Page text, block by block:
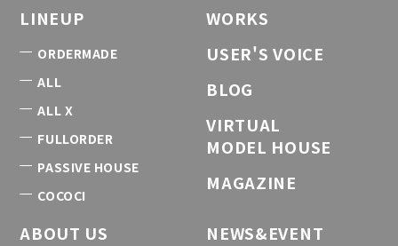
LINEUP
ORDERMADE
ALL
ALL X
FULLORDER
PASSIVE HOUSE
COCOCI
WORKS
USER'S VOICE
BLOG
VIRTUAL
MODEL HOUSE
MAGAZINE
ABOUT US
NEWS&EVENT